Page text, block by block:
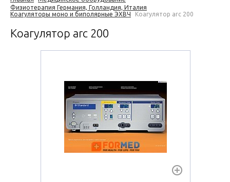
Физиотерапия Германия, Голландия, Италия
Коагуляторы моно и биполярные ЭХВЧ
Коагулятор arc 200
Коагулятор arc 200